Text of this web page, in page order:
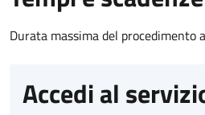
Durata massima del
Accedi al